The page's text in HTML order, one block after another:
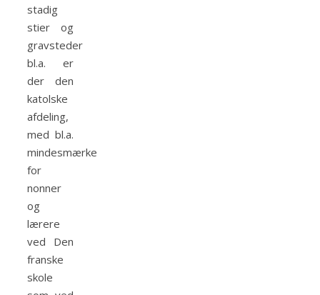
stadig
stier og
gravsteder
bl.a. er
der den
katolske
afdeling,
med bl.a.
mindesmærke
for
nonner
og
lærere
ved Den
franske
skole